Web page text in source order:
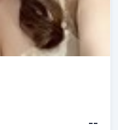
--